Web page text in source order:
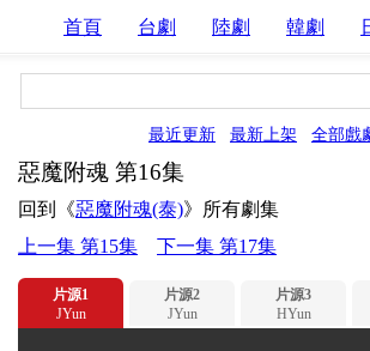
首頁 台劇 陸劇 韓劇
最近更新 最新上架 全部戲
惡魔附魂 第16集
回到《惡魔附魂(泰)》所有劇集
上一集 第15集
下一集 第17集
片源1
JYun
片源2
JYun
片源3
HYun